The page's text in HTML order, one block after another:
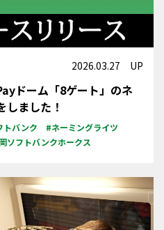
2026.03.27 UP
ドーム「8ゲート」のネ
しました！
トバンク
#ネーミングライツ
ソフトバンクホークス